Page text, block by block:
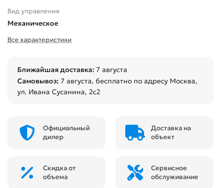
Вид управления
Механическое
Все характеристики
Ближайшая доставка: 7 августа
Самовывоз: 7 августа, бесплатно по адресу Москва,
ул. Ивана Сусанина, 2с2
Официальный
дилер
Доставка на
объект
Скидка от
объема
Сервисное
обслуживание